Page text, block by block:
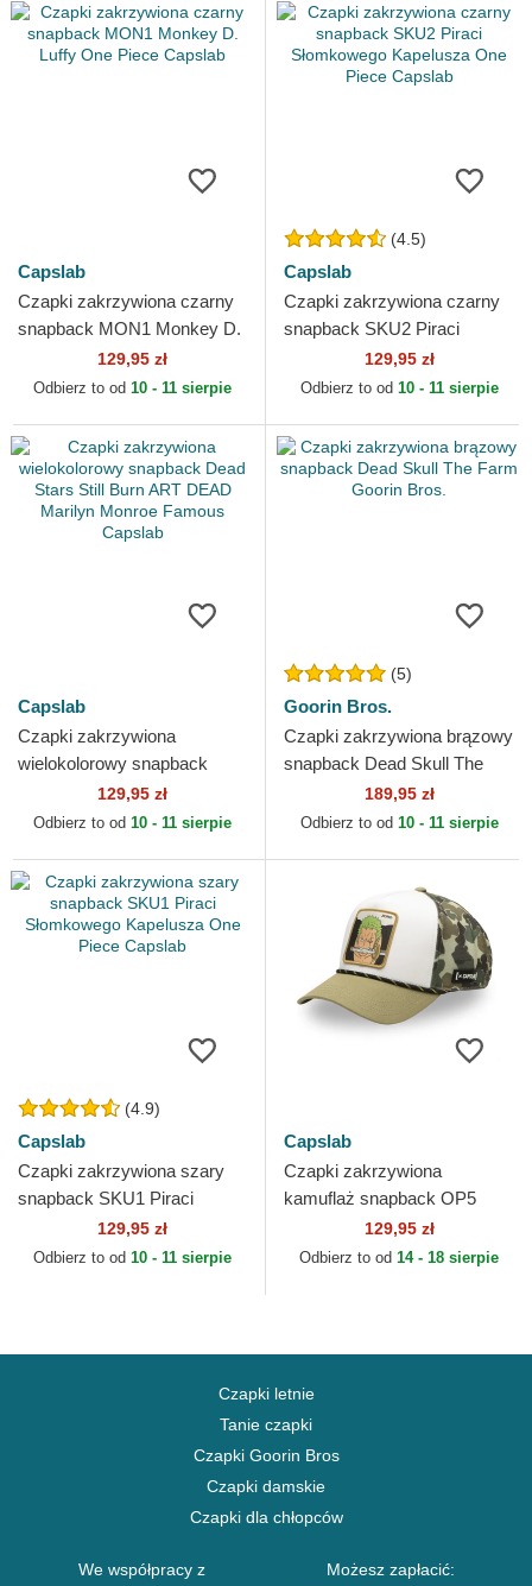
Capslab
Czapki zakrzywiona czarny
snapback MON1 Monkey D.
Luffy One Piece Capslab
129,95 zł
Odbierz to od 10 - 11 sierpie
(4.5)
Capslab
Czapki zakrzywiona czarny
snapback SKU2 Piraci
Słomkowego Kapelusza One
Piece Capslab
129,95 zł
Odbierz to od 10 - 11 sierpie
Capslab
Czapki zakrzywiona
wielokolorowy snapback
Dead Stars Still Burn ART
DEAD Marilyn Monroe
129,95 zł
Odbierz to od 10 - 11 sierpie
(5)
Goorin Bros.
Czapki zakrzywiona brązowy
snapback Dead Skull The
Farm Goorin Bros.
189,95 zł
Odbierz to od 10 - 11 sierpie
(4.9)
Capslab
Czapki zakrzywiona szary
snapback SKU1 Piraci
Słomkowego Kapelusza One
Piece Capslab
129,95 zł
Odbierz to od 10 - 11 sierpie
Capslab
Czapki zakrzywiona
kamuflaż snapback OP5
CAM Roronoa Zoro One
Piece Capslab
129,95 zł
Odbierz to od 14 - 18 sierpie
Czapki letnie
Tanie czapki
Czapki Goorin Bros
Czapki damskie
Czapki dla chłopców
We współpracy z
Możesz zapłacić: